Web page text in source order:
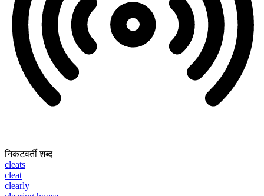
निकटवर्ती शब्द
cleats
cleat
clearly